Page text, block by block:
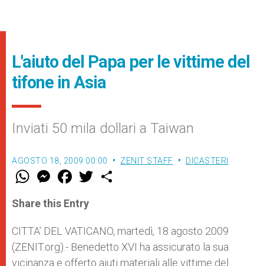
L'aiuto del Papa per le vittime del
tifone in Asia
Inviati 50 mila dollari a Taiwan
AGOSTO 18, 2009 00:00 ZENIT STAFF DICASTERI
W
t
s
p
p
M
e
s
e
g
e
r
F
a
e
b
o
k
w
r
Share this Entry
CITTA’ DEL VATICANO, martedì, 18 agosto 2009
(ZENIT.org).- Benedetto XVI ha assicurato la sua
vicinanza e offerto aiuti materiali alle vittime del